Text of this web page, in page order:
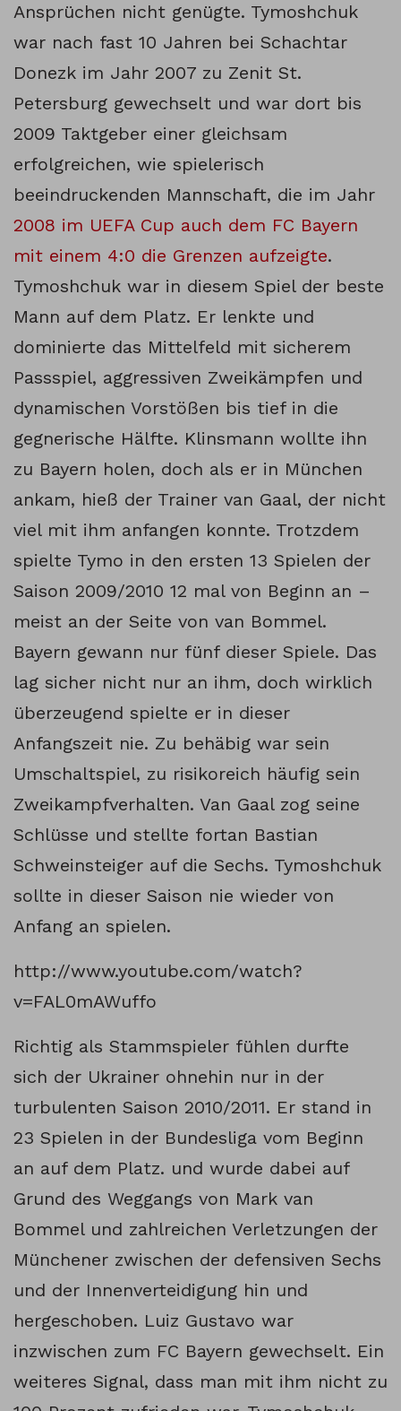
Ansprüchen nicht genügte. Tymoshchuk
war nach fast 10 Jahren bei Schachtar
Donezk im Jahr 2007 zu Zenit St.
Petersburg gewechselt und war dort bis
2009 Taktgeber einer gleichsam
erfolgreichen, wie spielerisch
beeindruckenden Mannschaft, die im Jahr
2008 im UEFA Cup auch dem FC Bayern
mit einem 4:0 die Grenzen aufzeigte.
Tymoshchuk war in diesem Spiel der beste
Mann auf dem Platz. Er lenkte und
dominierte das Mittelfeld mit sicherem
Passspiel, aggressiven Zweikämpfen und
dynamischen Vorstößen bis tief in die
gegnerische Hälfte. Klinsmann wollte ihn
zu Bayern holen, doch als er in München
ankam, hieß der Trainer van Gaal, der nicht
viel mit ihm anfangen konnte. Trotzdem
spielte Tymo in den ersten 13 Spielen der
Saison 2009/2010 12 mal von Beginn an –
meist an der Seite von van Bommel.
Bayern gewann nur fünf dieser Spiele. Das
lag sicher nicht nur an ihm, doch wirklich
überzeugend spielte er in dieser
Anfangszeit nie. Zu behäbig war sein
Umschaltspiel, zu risikoreich häufig sein
Zweikampfverhalten. Van Gaal zog seine
Schlüsse und stellte fortan Bastian
Schweinsteiger auf die Sechs. Tymoshchuk
sollte in dieser Saison nie wieder von
Anfang an spielen.
http://www.youtube.com/watch?
v=FAL0mAWuffo
Richtig als Stammspieler fühlen durfte
sich der Ukrainer ohnehin nur in der
turbulenten Saison 2010/2011. Er stand in
23 Spielen in der Bundesliga vom Beginn
an auf dem Platz. und wurde dabei auf
Grund des Weggangs von Mark van
Bommel und zahlreichen Verletzungen der
Münchener zwischen der defensiven Sechs
und der Innenverteidigung hin und
hergeschoben. Luiz Gustavo war
inzwischen zum FC Bayern gewechselt. Ein
weiteres Signal, dass man mit ihm nicht zu